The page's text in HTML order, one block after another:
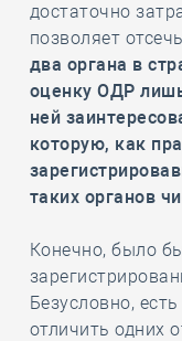
достаточно
позволяет
два органа в
оценку ОДР
ней
которую, как
таких органов
Конечно, было
Безусловно,
отличить одних